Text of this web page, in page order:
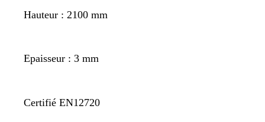
Hauteur : 2100 mm
Epaisseur : 3 mm
Certifié EN12720